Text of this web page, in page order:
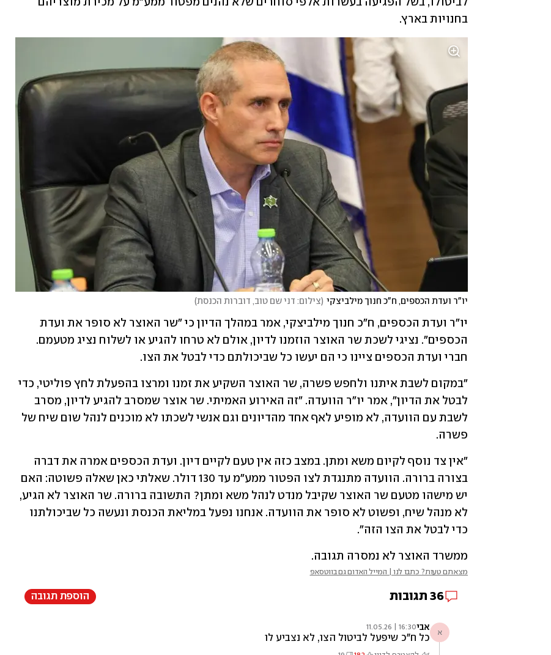
בחנויות בארץ.
יו"ר ועדת הכספים, ח"כ חנוך מילביצקי (צילום: דני שם טוב, דוברות הכנסת)
חברי ועדת הכספים ציינו כי הם יעשו כל שביכולתם כדי לבטל את הצו.
פשרה.
כדי לבטל את הצו הזה".
ממשרד האוצר לא נמסרה תגובה.
מצאתם טעות? כתבו לנו | המייל האדום גם בווטסאפ
36 תגובות הוספת תגובה
א אבי16:30 | 11.05.26
כל ח"כ שיפעל לביטול הצו, לא נצביע לו